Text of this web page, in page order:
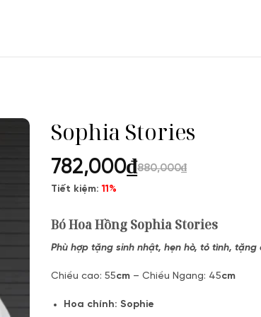
Sophia Stories
782,000₫880,000₫
Tiết kiệm:11%
Bó Hoa Hồng Sophia Stories
Phù hợp tặng sinh nhật, hẹn hò, tỏ tình,
Chiều cao: 55cm – Chiều Ngang: 45cm
Hoa chính:Sophie